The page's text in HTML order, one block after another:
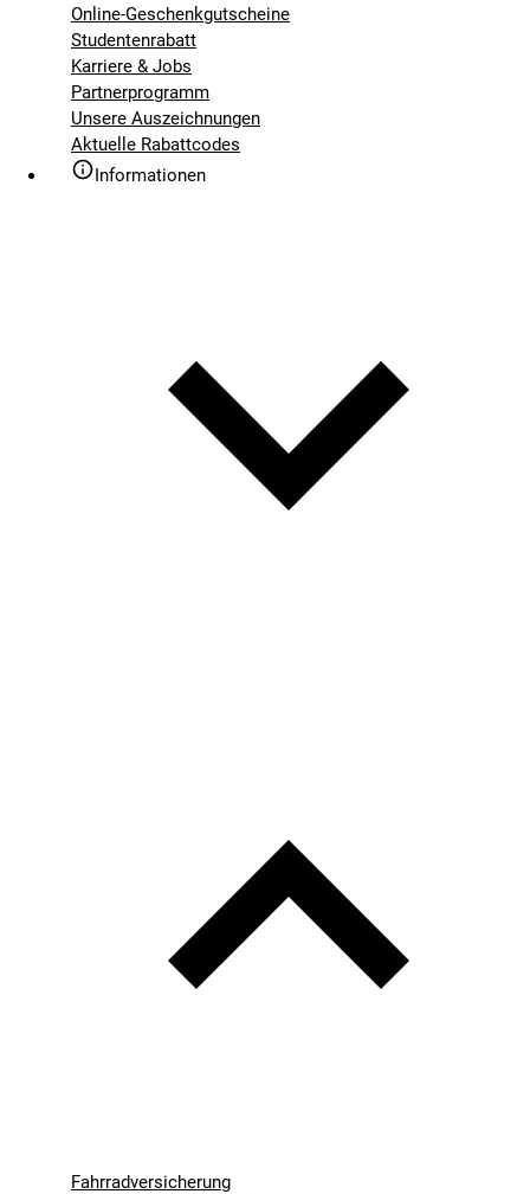
Online-Geschenkgutscheine
Studentenrabatt
Karriere & Jobs
Partnerprogramm
Unsere Auszeichnungen
Aktuelle Rabattcodes
Informationen
Fahrradversicherung